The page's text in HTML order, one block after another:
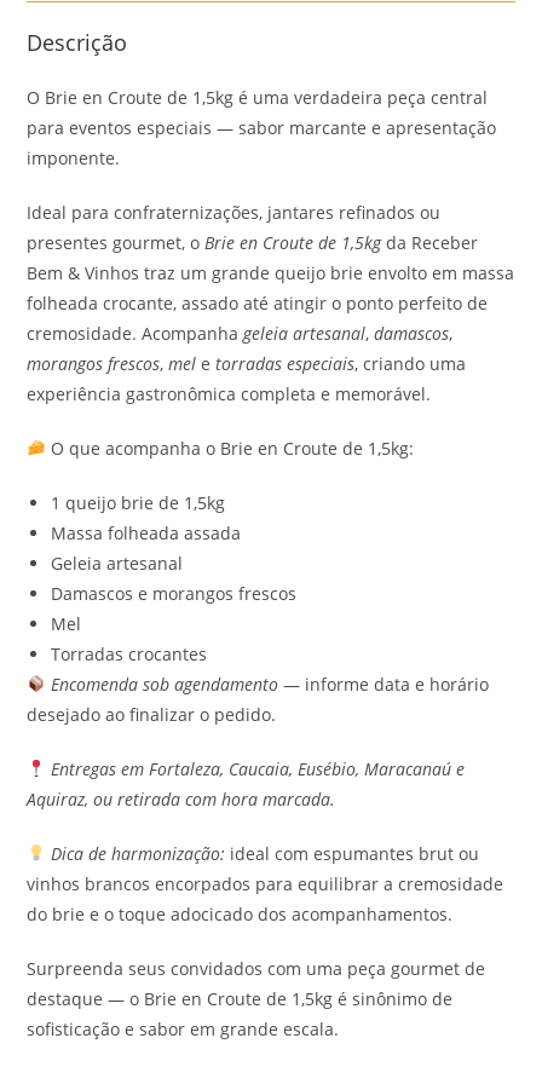
Descrição
O Brie en Croute de 1,5kg é uma verdadeira peça central
para eventos especiais — sabor marcante e apresentação
imponente.
Ideal para confraternizações, jantares refinados ou
presentes gourmet, o Brie en Croute de 1,5kgda Receber
Bem & Vinhos traz um grande queijo brie envolto em massa
folheada crocante, assado até atingir o ponto perfeito de
cremosidade. Acompanhageleia artesanal,damascos,
morangos frescos,mel etorradas especiais, criando uma
experiência gastronômica completa e memorável.
O que acompanha o Brie en Croute de 1,5kg:
1 queijo brie de 1,5kg
Massa folheada assada
Geleia artesanal
Damascos e morangos frescos
Mel
Torradas crocantes
Encomenda sob agendamento — informe data e horário
desejado ao finalizar o pedido.
Entregas em Fortaleza, Caucaia, Eusébio, Maracanaú e
Aquiraz, ou retirada com hora marcada.
Dica de harmonização: ideal com espumantes brut ou
vinhos brancos encorpados para equilibrar a cremosidade
do brie e o toque adocicado dos acompanhamentos.
Surpreenda seus convidados com uma peça gourmet de
destaque — o Brie en Croute de 1,5kg é sinônimo de
sofisticação e sabor em grande escala.